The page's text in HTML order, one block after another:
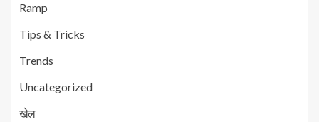
Ramp
Tips & Tricks
Trends
Uncategorized
खेल